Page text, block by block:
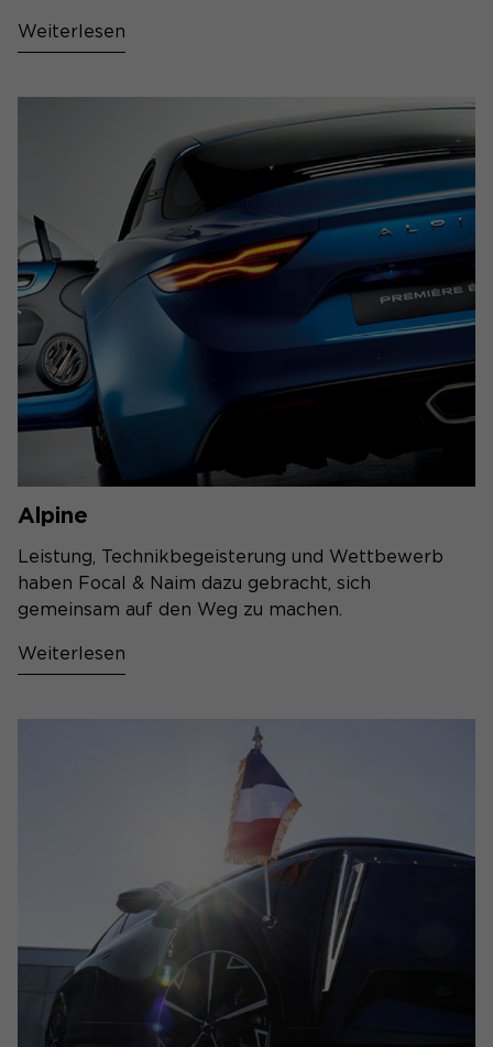
Weiterlesen
Alpine
Leistung, Technikbegeisterung und Wettbewerb
haben Focal & Naim dazu gebracht, sich
gemeinsam auf den Weg zu machen.
Weiterlesen